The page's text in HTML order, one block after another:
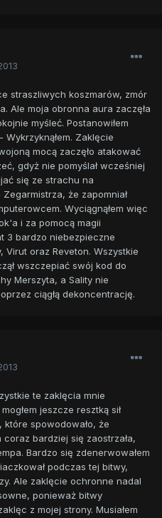
straszliwych koszmarów, zmór
Ale moja obronna aura zaczęła
myśleć. Postanowiłem
- Wykrzyknąłem. Zaklęcie
mocą zaczęło atakować
gdyż nie pomyślał wcześniej
się ze strachu na
że zapomniał
Wyciągnąłem więc
i za pomocą magii
3 bardzo niebezpieczne
Virut oraz Reveton. Wszystkie
wszczepiać swój kod do
Merszyta, a Sality nie
ciągłą dekoncentrację.
te zaklęcia mnie
jeszcze resztką sił
które spowodowało, że
coraz bardziej się zaostrzała,
Bardzo się zdenerwowałem
podczas tej bitwy,
Ale zaklęcie ochronne nadal
ponieważ bitwy
z mojej strony. Musiałem